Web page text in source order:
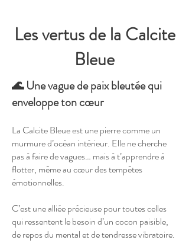
Les vertus de la Calcite
Bleue
🌊 Une vague de paix bleutée qui
enveloppe ton cœur
La Calcite Bleue est une pierre comme un
murmure d’océan intérieur. Elle ne cherche
pas à faire de vagues… mais à t’apprendre à
flotter, même au cœur des tempêtes
émotionnelles.
C’est une alliée précieuse pour toutes celles
qui ressentent le besoin d’un cocon paisible,
de repos du mental et de tendresse vibratoire.